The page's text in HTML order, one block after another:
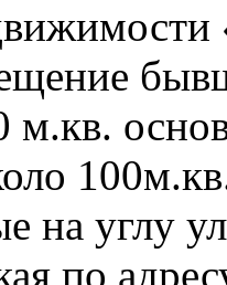
на углу
по